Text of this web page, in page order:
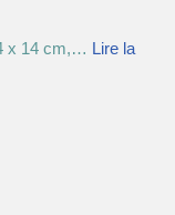
x 14 cm,… Lire la